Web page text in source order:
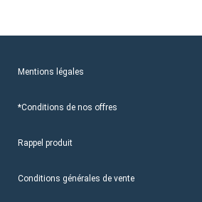
Mentions légales
*Conditions de nos offres
Rappel produit
Conditions générales de vente